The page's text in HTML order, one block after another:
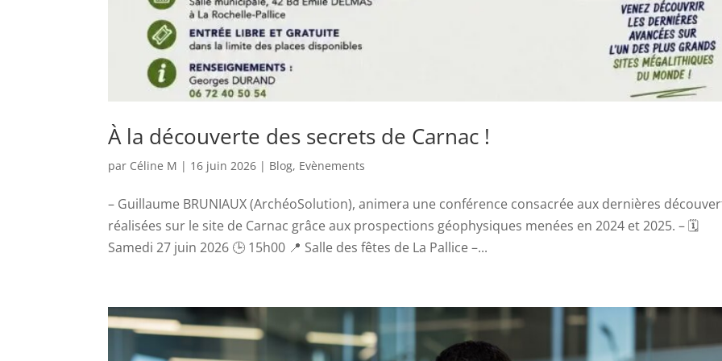
À la découverte des secrets de Carnac !
par Céline M | 16 juin 2026 | Blog, Evènements
– Guillaume BRUNIAUX (ArchéoSolution), animera une conférence consacrée aux dernières
réalisées sur le site de Carnac grâce aux prospections géophysiques menées en 2024 et 2025. – 🗓️
Samedi 27 juin 2026 🕒 15h00 📍 Salle des fêtes de La Pallice –...